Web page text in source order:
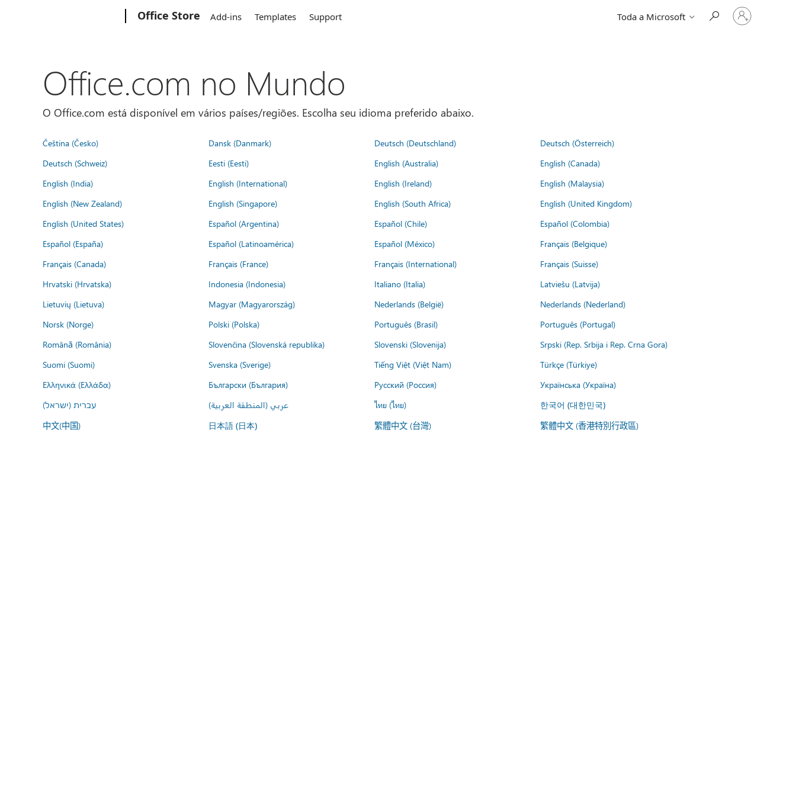
Office Store Add-ins Templates Support Toda a Microsoft
Entre
em
sua
Office.com no Mundo
O Office.com está disponível em vários países/regiões. Escolha seu idioma preferido abaixo.
Čeština (Česko) Dansk (Danmark) Deutsch (Deutschland)
Deutsch (Österreich)
Deutsch (Schweiz)
Eesti (Eesti) English (Australia)
English (Canada)
English (India)
English (International) English (Ireland)
English (Malaysia)
English (New Zealand)
English (Singapore) English (South Africa)
English (United Kingdom)
English (United States)
Español (Argentina) Español (Chile)
Español (Colombia)
Español (España)
Español (Latinoamérica) Español (México)
Français (Belgique)
Français (Canada)
Français (France) Français (International)
Français (Suisse)
Hrvatski (Hrvatska)
Indonesia (Indonesia) Italiano (Italia)
Latviešu (Latvija)
Lietuvių (Lietuva)
Magyar (Magyarország) Nederlands (België)
Nederlands (Nederland)
Norsk (Norge)
Polski (Polska) Português (Brasil)
Português (Portugal)
Română (România)
Slovenčina (Slovenská republika) Slovenski (Slovenija)
Srpski (Rep. Srbija i Rep. Crna Gora)
Suomi (Suomi)
Svenska (Sverige) Tiếng Việt (Việt Nam)
Türkçe (Türkiye)
Ελληνικά (Ελλάδα)
Български (България) Русский (Россия)
Українська (Україна)
עברית (ישראל)
عربي (المنطقة العربية) ไทย (ไทย) 한국어 (대한민국)
中文(中国) 日本語 (日本) 繁體中文 (台灣) 繁體中文 (香港特別行政區)